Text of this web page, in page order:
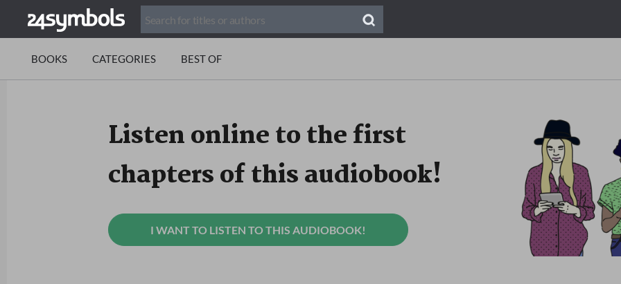
BOOKS CATEGORIES BEST OF
Listen online to the first
chapters of this audiobook!
I WANT TO LISTEN TO THIS AUDIOBOOK!